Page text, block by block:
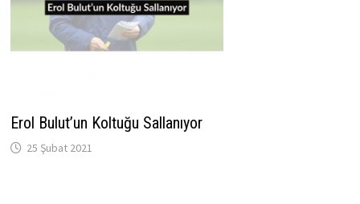
Erol Bulut’un Koltuğu Sallanıyor
25 Şubat 2021